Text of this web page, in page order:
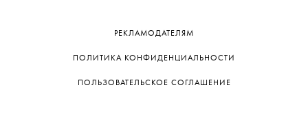
РЕКЛАМОДАТЕЛЯМ
ПОЛИТИКА КОНФИДЕНЦИАЛЬНОСТИ
ПОЛЬЗОВАТЕЛЬСКОЕ СОГЛАШЕНИЕ